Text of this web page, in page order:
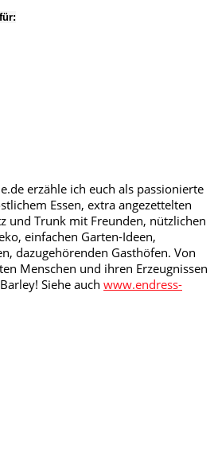
erzähle ich euch als passionierte
Essen, extra angezettelten
und Trunk mit Freunden, nützlichen
einfachen Garten-Ideen,
dazugehörenden Gasthöfen. Von
Menschen und ihren Erzeugnissen
Siehe auch www.endress-